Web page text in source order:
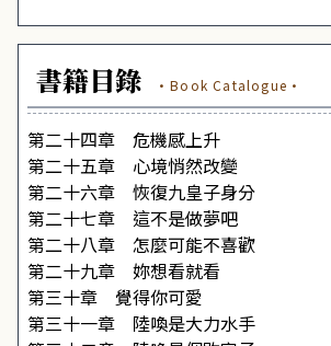
書籍目錄 ·Book Catalogue·
第二十四章 危機感上升
第二十五章 心境悄然改變
第二十六章 恢復九皇子身分
第二十七章 這不是做夢吧
第二十八章 怎麼可能不喜歡
第二十九章 妳想看就看
第三十章 覺得你可愛
第三十一章 陸喚是大力水手